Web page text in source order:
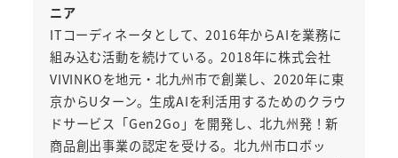
ニア
ITコーディネータとして、2016年からAIを業務に
組み込む活動を続けている。2018年に株式会社
VIVINKOを地元・北九州市で創業し、2020年に東
京からUターン。生成AIを利活用するためのクラウ
ドサービス「Gen2Go」を開発し、北九州発！新
商品創出事業の認定を受ける。北九州市ロボッ